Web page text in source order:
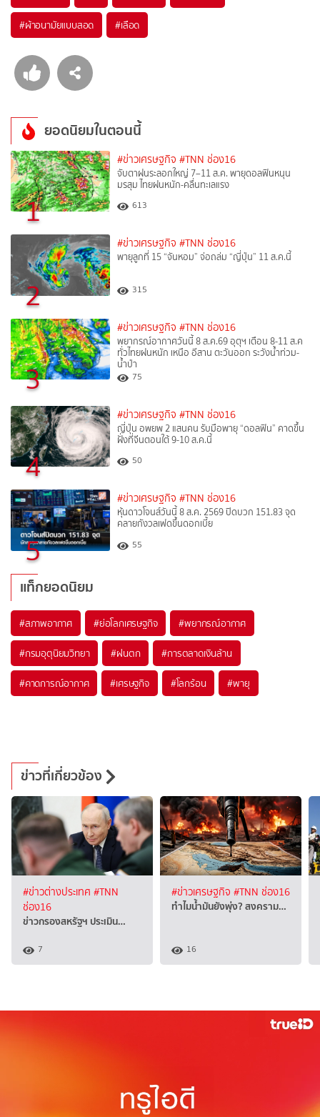
#ผ้าอนามัยแบบสอด #เลือด
ยอดนิยมในตอนนี้
1
#ข่าวเศรษฐกิจ #TNN ช่อง16
จับตาฝนระลอกใหญ่ 7–11 ส.ค. พายุดอลฟินหนุน
มรสุม ไทยฝนหนัก-คลื่นทะเลแรง
613
2
#ข่าวเศรษฐกิจ #TNN ช่อง16
พายุลูกที่ 15 “จันหอม” จ่อถล่ม “ญี่ปุ่น” 11 ส.ค.นี้
315
3
#ข่าวเศรษฐกิจ #TNN ช่อง16
พยากรณ์อากาศวันนี้ 8 ส.ค.69 อุตุฯ เตือน 8-11 ส.ค
ทั่วไทยฝนหนัก เหนือ อีสาน ตะวันออก ระวังน้ำท่วม-
น้ำป่า
75
4
#ข่าวเศรษฐกิจ #TNN ช่อง16
ญี่ปุ่น อพยพ 2 แสนคน รับมือพายุ “ดอลฟิน” คาดขึ้น
ฝั่งที่จีนตอนใต้ 9-10 ส.ค.นี้
50
5
#ข่าวเศรษฐกิจ #TNN ช่อง16
หุ้นดาวโจนส์วันนี้ 8 ส.ค. 2569 ปิดบวก 151.83 จุด
คลายกังวลเฟดขึ้นดอกเบี้ย
55
แท็กยอดนิยม
#สภาพอากาศ #ย่อโลกเศรษฐกิจ #พยากรณ์อากาศ
#กรมอุตุนิยมวิทยา #ฝนตก #การตลาดเงินล้าน
#คาดการณ์อากาศ #เศรษฐกิจ #โลกร้อน #พายุ
ข่าวที่เกี่ยวข้อง
#ข่าวต่างประเทศ #TNN
ช่อง16
ข่าวกรองสหรัฐฯ ประเมิน…
7
#ข่าวเศรษฐกิจ #TNN ช่อง16
ทำไมน้ำมันยังพุ่ง? สงคราม…
16